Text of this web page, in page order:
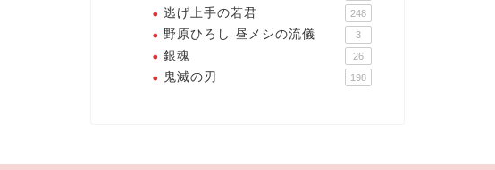
逃げ上手の若君 248
野原ひろし 昼メシの流儀 3
銀魂 26
鬼滅の刃 198